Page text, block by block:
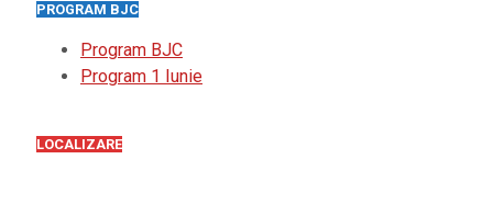
PROGRAM BJC
Program BJC
Program 1 Iunie
LOCALIZARE